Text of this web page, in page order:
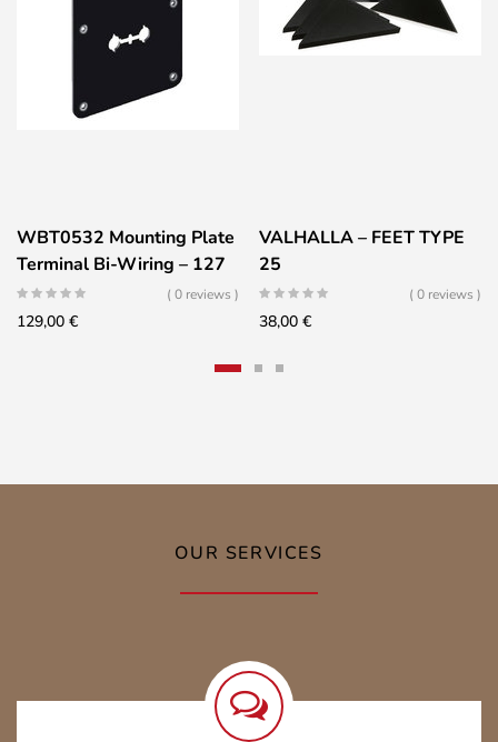
WBT0532 Mounting Plate
Terminal Bi-Wiring – 127
x 178mm – Black Color
( 0 reviews )
129,00 €
VALHALLA – FEET TYPE
25
( 0 reviews )
38,00 €
OUR SERVICES